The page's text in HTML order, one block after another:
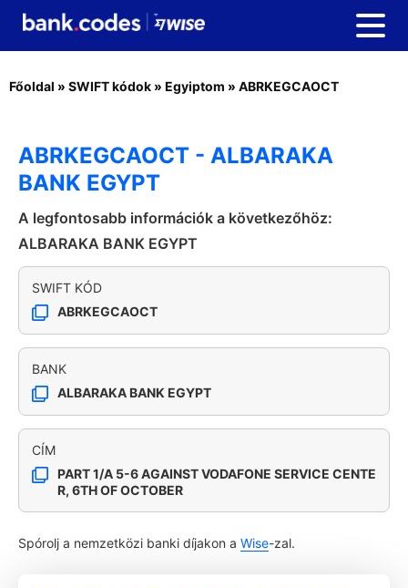
Főoldal » SWIFT kódok » Egyiptom » ABRKEGCAOCT
ABRKEGCAOCT - ALBARAKA
BANK EGYPT
A legfontosabb információk a következőhöz:
ALBARAKA BANK EGYPT
SWIFT KÓD
ABRKEGCAOCT
BANK
ALBARAKA BANK EGYPT
CÍM
PART 1/A 5-6 AGAINST VODAFONE SERVICE CENTE
R, 6TH OF OCTOBER
Spórolj a nemzetközi banki díjakon a Wise-zal.